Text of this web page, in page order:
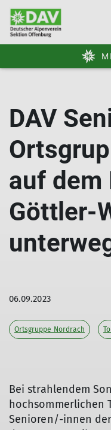
DAV
auf dem
Göttler-
06.09.2023
Ortsgruppe Nordrach
Bei strahlendem
hochsommerlichen
Senioren/-innen